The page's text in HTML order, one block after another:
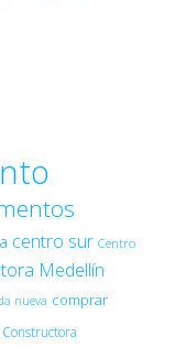
centro sur Centro
Medellín
nueva comprar
Constructora